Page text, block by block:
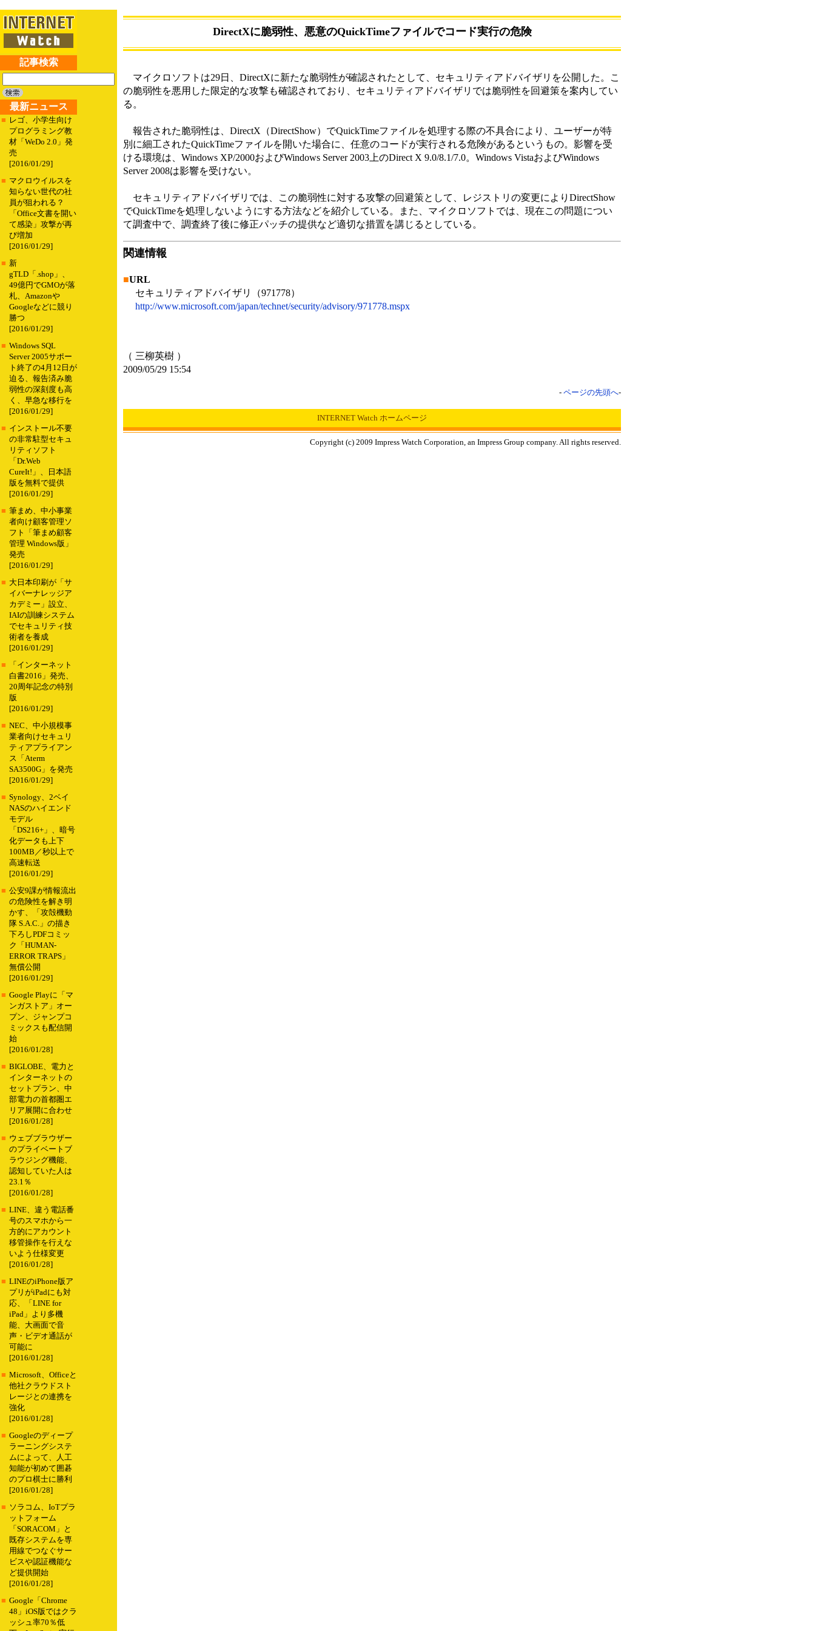
記事検索
最新ニュース
■ レゴ、小学生向け
プログラミング教
材「WeDo 2.0」発
売
[2016/01/29]
■ マクロウイルスを
知らない世代の社
員が狙われる？
「Office文書を開い
て感染」攻撃が再
び増加
[2016/01/29]
■ 新
gTLD「.shop」、
49億円でGMOが落
札、Amazonや
Googleなどに競り
勝つ
[2016/01/29]
■ Windows SQL
Server 2005サポー
ト終了の4月12日が
迫る、報告済み脆
弱性の深刻度も高
く、早急な移行を
[2016/01/29]
■ インストール不要
の非常駐型セキュ
リティソフト
「Dr.Web
CureIt!」、日本語
版を無料で提供
[2016/01/29]
■ 筆まめ、中小事業
者向け顧客管理ソ
フト「筆まめ顧客
管理 Windows版」
発売
[2016/01/29]
■ 大日本印刷が「サ
イバーナレッジア
カデミー」設立、
IAIの訓練システム
でセキュリティ技
術者を養成
[2016/01/29]
■
「インターネット
白書2016」発売、
20周年記念の特別
版
[2016/01/29]
■ NEC、中小規模事
業者向けセキュリ
ティアプライアン
ス「Aterm
SA3500G」を発売
[2016/01/29]
■ Synology、2ベイ
NASのハイエンド
モデル
「DS216+」、暗号
化データも上下
100MB／秒以上で
高速転送
[2016/01/29]
■ 公安9課が情報流出
の危険性を解き明
かす、「攻殻機動
隊 S.A.C.」の描き
下ろしPDFコミッ
ク「HUMAN-
ERROR TRAPS」
無償公開
[2016/01/29]
■ Google Playに「マ
ンガストア」オー
プン、ジャンプコ
ミックスも配信開
始
[2016/01/28]
■ BIGLOBE、電力と
インターネットの
セットプラン、中
部電力の首都圏エ
リア展開に合わせ
[2016/01/28]
■ ウェブブラウザー
のプライベートブ
ラウジング機能、
認知していた人は
23.1％
[2016/01/28]
■ LINE、違う電話番
号のスマホから一
方的にアカウント
移管操作を行えな
いよう仕様変更
[2016/01/28]
■ LINEのiPhone版ア
プリがiPadにも対
応、「LINE for
iPad」より多機
能、大画面で音
声・ビデオ通話が
可能に
[2016/01/28]
■ Microsoft、Officeと
他社クラウドスト
レージとの連携を
強化
[2016/01/28]
■ Googleのディープ
ラーニングシステ
ムによって、人工
知能が初めて囲碁
のプロ棋士に勝利
[2016/01/28]
■ ソラコム、IoTプラ
ットフォーム
「SORACOM」と
既存システムを専
用線でつなぐサー
ビスや認証機能な
ど提供開始
[2016/01/28]
■ Google「Chrome
48」iOS版ではクラ
ッシュ率70％低
DirectXに脆弱性、悪意のQuickTimeファイルでコード実行の危険
マイクロソフトは29日、DirectXに新たな脆弱性が確認されたとして、セキュリティアドバイザリを公開した。こ
の脆弱性を悪用した限定的な攻撃も確認されており、セキュリティアドバイザリでは脆弱性を回避策を案内してい
る。
報告された脆弱性は、DirectX（DirectShow）でQuickTimeファイルを処理する際の不具合により、ユーザーが特
別に細工されたQuickTimeファイルを開いた場合に、任意のコードが実行される危険があるというもの。影響を受
ける環境は、Windows XP/2000およびWindows Server 2003上のDirect X 9.0/8.1/7.0。Windows VistaおよびWindows
Server 2008は影響を受けない。
セキュリティアドバイザリでは、この脆弱性に対する攻撃の回避策として、レジストリの変更によりDirectShow
でQuickTimeを処理しないようにする方法などを紹介している。また、マイクロソフトでは、現在この問題につい
て調査中で、調査終了後に修正パッチの提供など適切な措置を講じるとしている。
関連情報
■URL
セキュリティアドバイザリ（971778）
http://www.microsoft.com/japan/technet/security/advisory/971778.mspx
（ 三柳英樹 ）
2009/05/29 15:54
- ページの先頭へ-
INTERNET Watch ホームページ
Copyright (c) 2009 Impress Watch Corporation, an Impress Group company. All rights reserved.